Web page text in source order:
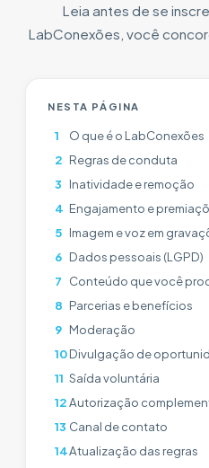
Leia antes de se
LabConexões, você
NESTA PÁGINA
1
O que é o LabConexões
2 Regras de conduta
3 Inatividade e remoção
4 Engajamento e
5 Imagem e voz em
6 Dados pessoais (LGPD)
7 Conteúdo que você
8 Parcerias e benefícios
9 Moderação
10Divulgação de
11 Saída voluntária
12Autorização
13 Canal de contato
14Atualização das regras